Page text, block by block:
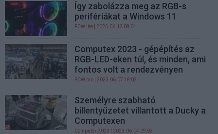
Így zabolázza meg az RGB-s
perifériákat a Windows 11
PCW.lite | 2023.06.12 08:04
Computex 2023 - gépépítés az
RGB-LED-eken túl, és minden, ami
fontos volt a rendezvényen
PCW.pro | 2023.06.07 18:02
Személyre szabható
billentyűzetet villantott a Ducky a
Computexen
Computex 2023 | 2023.06.04 09:03